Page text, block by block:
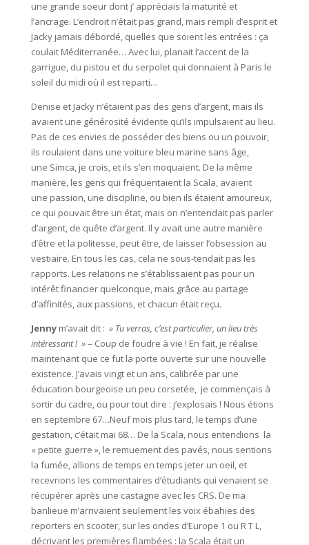
une grande soeur dont j’ appréciais la maturité et
l’ancrage. L’endroit n’était pas grand, mais rempli d’esprit et
Jacky jamais débordé, quelles que soient les entrées : ça
coulait Méditerranée… Avec lui, planait l’accent de la
garrigue, du pistou et du serpolet qui donnaient à Paris le
soleil du midi où il est reparti…
Denise et Jacky n’étaient pas des gens d’argent, mais ils
avaient une générosité évidente qu’ils impulsaient au lieu.
Pas de ces envies de posséder des biens ou un pouvoir,
ils roulaient dans une voiture bleu marine sans âge,
une Simca, je crois, et ils s’en moquaient. De la même
manière, les gens qui fréquentaient la Scala, avaient
une passion, une discipline, ou bien ils étaient amoureux,
ce qui pouvait être un état, mais on n’entendait pas parler
d’argent, de quête d’argent. Il y avait une autre manière
d’être et la politesse, peut être, de laisser l’obsession au
vestiaire. En tous les cas, cela ne sous-tendait pas les
rapports. Les relations ne s’établissaient pas pour un
intérêt financier quelconque, mais grâce au partage
d’affinités, aux passions, et chacun était reçu.
Jennym’avait dit : » Tu verras, c’est particulier, un lieu très
intéressant ! »– Coup de foudre à vie ! En fait, je réalise
maintenant que ce fut la porte ouverte sur une nouvelle
existence. J’avais vingt et un ans, calibrée par une
éducation bourgeoise un peu corsetée, je commençais à
sortir du cadre, ou pour tout dire : j’explosais ! Nous étions
en septembre 67…Neuf mois plus tard, le temps d’une
gestation, c’était mai 68… De la Scala, nous entendions la
« petite guerre », le remuement des pavés, nous sentions
la fumée, allions de temps en temps jeter un oeil, et
recevrions les commentaires d’étudiants qui venaient se
récupérer après une castagne avec les CRS. De ma
banlieue m’arrivaient seulement les voix ébahies des
reporters en scooter, sur les ondes d’Europe 1 ou R T L,
décrivant les premières flambées : la Scala était un